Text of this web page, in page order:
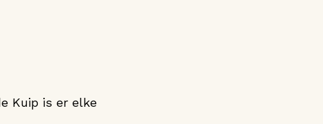
Kuip is er elke